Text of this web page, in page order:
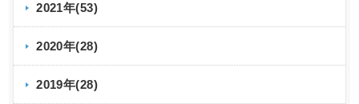
2021年(53)
2020年(28)
2019年(28)